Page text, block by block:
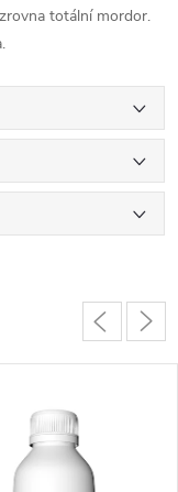
totální mordor.